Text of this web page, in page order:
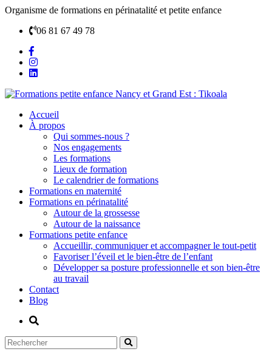
Organisme de formations en périnatalité et petite enfance
06 81 67 49 78
Accueil
À propos
Qui sommes-nous ?
Nos engagements
Les formations
Lieux de formation
Le calendrier de formations
Formations en maternité
Formations en périnatalité
Autour de la grossesse
Autour de la naissance
Formations petite enfance
Accueillir, communiquer et accompagner le tout-petit
Favoriser l’éveil et le bien-être de l’enfant
Développer sa posture professionnelle et son bien-être
au travail
Contact
Blog